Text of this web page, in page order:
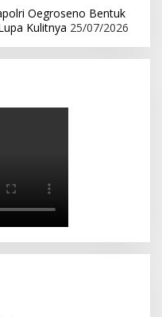
Oegroseno Bentuk
Kulitnya 25/07/2026